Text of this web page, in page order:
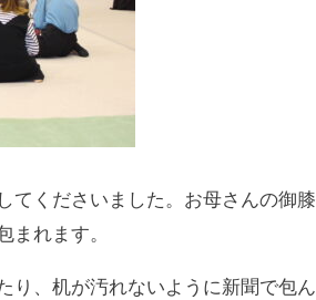
てくださいました。お母さんの御膝
まれます。
り、机が汚れないように新聞で包ん